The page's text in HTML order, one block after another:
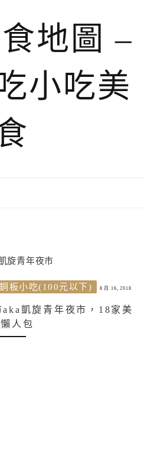
銅板小吃(100元以下) 8 月 16, 2018
凱旋青年夜市，18家美
人包